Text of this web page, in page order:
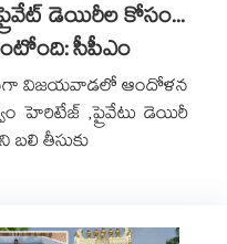
డెయిరీల కోసం...
సీపీఎం
విజయవాడలో ఆందోళన
హెరిటేజ్ ,ప్రైవేటు డెయిరీ
తీసుకు